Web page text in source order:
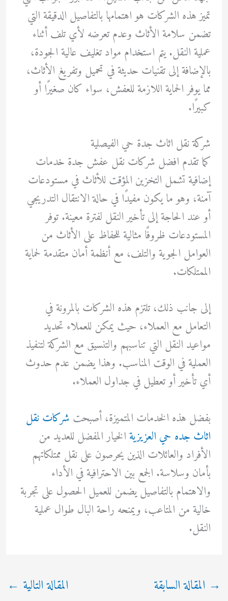
تميز هذه الشركات هو اهتمامها بالتفاصيل الدقيقة التي
تضمن سلامة الأثاث وعدم تعرضه لأي تلف أثناء
عملية النقل. يتم استخدام مواد تغليف عالية الجودة،
بالإضافة إلى تقنيات حديثة في تحميل وتفريغ الأثاث،
مما يوفر الحماية اللازمة للعفش، سواء كان صغيرًا أو
كبيرًا.
شركة نقل اثاث جدة حي الفيصلية
كما تقدم افضل شركات نقل عفش جدة خدمات
إضافية تشمل التخزين المؤقت للأثاث في مستودعات
آمنة، وهو ما يكون مفيدًا في حالة الانتقال التدريجي
أو عند الحاجة إلى تأخير النقل لفترة معينة. توفر
المستودعات ظروفًا مثالية للحفاظ على الأثاث من
العوامل الجوية والتلف، مع أنظمة أمان متقدمة لحماية
الممتلكات.
إلى جانب ذلك، تلتزم هذه الشركات بالمرونة في
التعامل مع العملاء، حيث يمكن للعملاء تحديد
مواعيد النقل التي تناسبهم والتنسيق مع الشركة لتنفيذ
العملية في الوقت المناسب. وهذا يضمن عدم حدوث
أي تأخير أو تعطيل في جداول العملاء.
بفضل هذه الخدمات المتميزة، أصبحت شركات نقل
اثاث جده حي العزيزيةالخيار المفضل للعديد من
الأفراد والعائلات الذين يحرصون على نقل ممتلكاتهم
بأمان وسلاسة. الجمع بين الاحترافية في الأداء
والاهتمام بالتفاصيل يضمن للعميل الحصول على تجربة
خالية من المتاعب، ويمنحه راحة البال طوال عملية
النقل.
→ المقالة السابقة المقالة التالية ←